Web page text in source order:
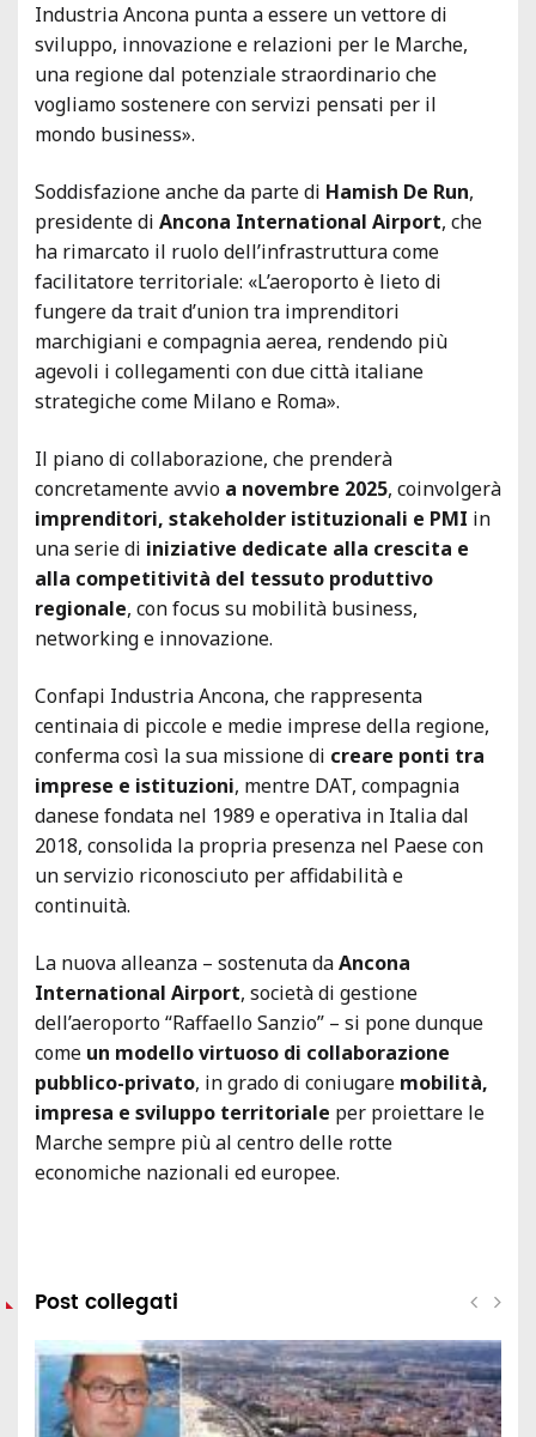
Industria Ancona punta a essere un vettore di
sviluppo, innovazione e relazioni per le Marche,
una regione dal potenziale straordinario che
vogliamo sostenere con servizi pensati per il
mondo business».
Soddisfazione anche da parte di Hamish De Run,
presidente di Ancona International Airport, che
ha rimarcato il ruolo dell’infrastruttura come
facilitatore territoriale: «L’aeroporto è lieto di
fungere da trait d’union tra imprenditori
marchigiani e compagnia aerea, rendendo più
agevoli i collegamenti con due città italiane
strategiche come Milano e Roma».
Il piano di collaborazione, che prenderà
concretamente avvio a novembre 2025, coinvolgerà
imprenditori, stakeholder istituzionali e PMI in
una serie di iniziative dedicate alla crescita e
alla competitività del tessuto produttivo
regionale, con focus su mobilità business,
networking e innovazione.
Confapi Industria Ancona, che rappresenta
centinaia di piccole e medie imprese della regione,
conferma così la sua missione di creare ponti tra
imprese e istituzioni, mentre DAT, compagnia
danese fondata nel 1989 e operativa in Italia dal
2018, consolida la propria presenza nel Paese con
un servizio riconosciuto per affidabilità e
continuità.
La nuova alleanza – sostenuta daAncona
International Airport, società di gestione
dell’aeroporto “Raffaello Sanzio” – si pone dunque
come un modello virtuoso di collaborazione
pubblico-privato, in grado di coniugare mobilità,
impresa e sviluppo territoriale per proiettare le
Marche sempre più al centro delle rotte
economiche nazionali ed europee.
Post collegati